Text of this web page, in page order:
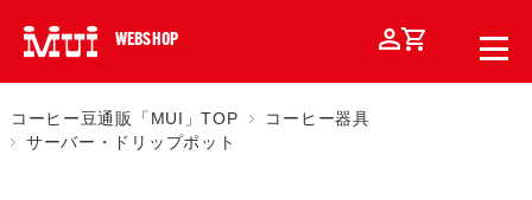
WEBSHOP
コーヒー豆通販「MUI」TOP
コーヒー器具
サーバー・ドリップポット